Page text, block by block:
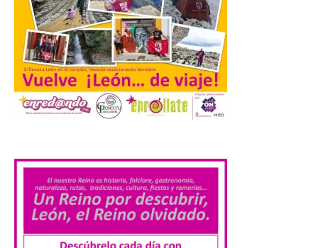
La Feria Internacional de
Muestras de Asturias
celebra este domingo el
día de León y Astorga
9 Ago 2026
La 69ª edición de la Feria
celebra del 1 al 16 de
agosto de 2026 en el
Recinto Ferial de Asturias Luis Adaro de
Gijón. El Recinto Ferial Luis Adaro de
Gijón/Xixón acoge […]